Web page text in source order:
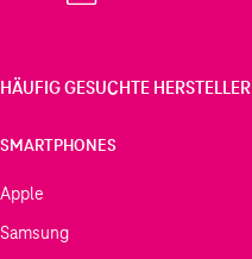
HÄUFIG GESUCHTE HERSTELLER
SMARTPHONES
Apple
Samsung